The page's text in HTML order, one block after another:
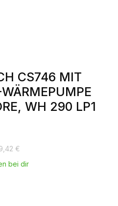
CS746 MIT
WH 290 LP1
€
bei dir